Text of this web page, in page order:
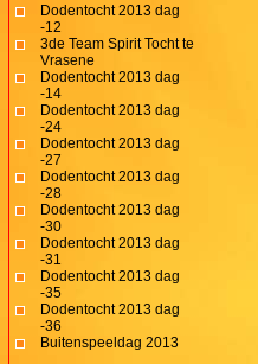
Dodentocht 2013 dag
-12
3de Team Spirit Tocht te
Vrasene
Dodentocht 2013 dag
-14
Dodentocht 2013 dag
-24
Dodentocht 2013 dag
-27
Dodentocht 2013 dag
-28
Dodentocht 2013 dag
-30
Dodentocht 2013 dag
-31
Dodentocht 2013 dag
-35
Dodentocht 2013 dag
-36
Buitenspeeldag 2013